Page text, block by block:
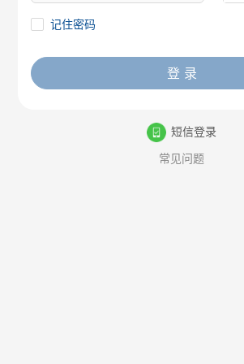
记住密码
登 录
短信登录
常见问题